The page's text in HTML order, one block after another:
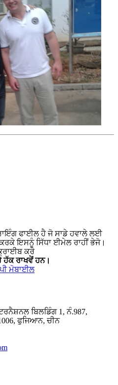
ਫਾਈਲ ਹੈ ਜੋ ਸਾਡੇ ਹਵਾਲੇ ਲਈ
ਇਸਨੂੰ ਸਿੱਧਾ ਈਮੇਲ ਰਾਹੀਂ ਭੇਜੋ।
ਕਰੋ
ਹੱਕ ਰਾਖਵੇਂ ਹਨ।
ਮੋਬਾਈਲ
ਬਿਲਡਿੰਗ 1, ਨੰ.987,
ਫੁਜਿਆਨ, ਚੀਨ